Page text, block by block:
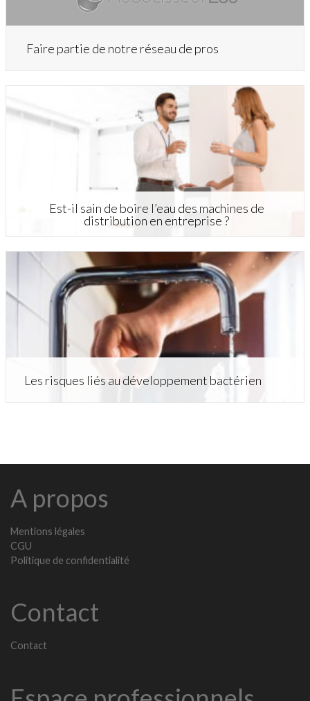
Faire partie de notre réseau de pros
Est-il sain de boire l’eau des machines de
distribution en entreprise ?
Les risques liés au développement bactérien
A propos
Mentions légales
CGU
Politique de confidentialité
Contact
Contact